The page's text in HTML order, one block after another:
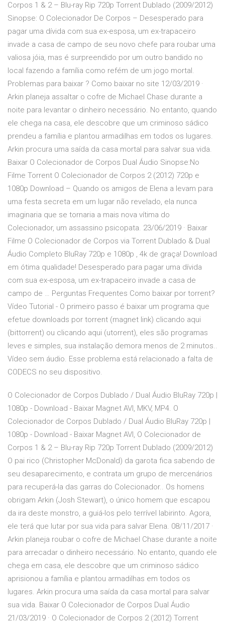
Corpos 1 & 2 – Blu-ray Rip 720p Torrent Dublado (2009/2012)
Sinopse: O Colecionador De Corpos – Desesperado para
pagar uma dívida com sua ex-esposa, um ex-trapaceiro
invade a casa de campo de seu novo chefe para roubar uma
valiosa jóia, mas é surpreendido por um outro bandido no
local fazendo a família como refém de um jogo mortal.
Problemas para baixar ? Como baixar no site 12/03/2019 ·
Arkin planeja assaltar o cofre de Michael Chase durante a
noite para levantar o dinheiro necessário. No entanto, quando
ele chega na casa, ele descobre que um criminoso sádico
prendeu a família e plantou armadilhas em todos os lugares.
Arkin procura uma saída da casa mortal para salvar sua vida.
Baixar O Colecionador de Corpos Dual Áudio Sinopse:No
Filme Torrent O Colecionador de Corpos 2 (2012) 720p e
1080p Download – Quando os amigos de Elena a levam para
uma festa secreta em um lugar não revelado, ela nunca
imaginaria que se tornaria a mais nova vítima do
Colecionador, um assassino psicopata. 23/06/2019 · Baixar
Filme O Colecionador de Corpos via Torrent Dublado & Dual
Áudio Completo BluRay 720p e 1080p , 4k de graça! Download
em ótima qualidade! Desesperado para pagar uma dívida
com sua ex-esposa, um ex-trapaceiro invade a casa de
campo de … Perguntas Frequentes Como baixar por torrent?
Vídeo Tutorial - O primeiro passo é baixar um programa que
efetue downloads por torrent (magnet link) clicando aqui
(bittorrent) ou clicando aqui (utorrent), eles são programas
leves e simples, sua instalação demora menos de 2 minutos..
Vídeo sem áudio. Esse problema está relacionado a falta de
CODECS no seu dispositivo.
O Colecionador de Corpos Dublado / Dual Áudio BluRay 720p |
1080p - Download - Baixar Magnet AVI, MKV, MP4. O
Colecionador de Corpos Dublado / Dual Áudio BluRay 720p |
1080p - Download - Baixar Magnet AVI, O Colecionador de
Corpos 1 & 2 – Blu-ray Rip 720p Torrent Dublado (2009/2012)
O pai rico (Christopher McDonald) da garota fica sabendo de
seu desaparecimento, e contrata um grupo de mercenários
para recuperá-la das garras do Colecionador.. Os homens
obrigam Arkin (Josh Stewart), o único homem que escapou
da ira deste monstro, a guiá-los pelo terrível labirinto. Agora,
ele terá que lutar por sua vida para salvar Elena. 08/11/2017 ·
Arkin planeja roubar o cofre de Michael Chase durante a noite
para arrecadar o dinheiro necessário. No entanto, quando ele
chega em casa, ele descobre que um criminoso sádico
aprisionou a família e plantou armadilhas em todos os
lugares. Arkin procura uma saída da casa mortal para salvar
sua vida. Baixar O Colecionador de Corpos Dual Áudio
21/03/2019 · O Colecionador de Corpos 2 (2012) Torrent